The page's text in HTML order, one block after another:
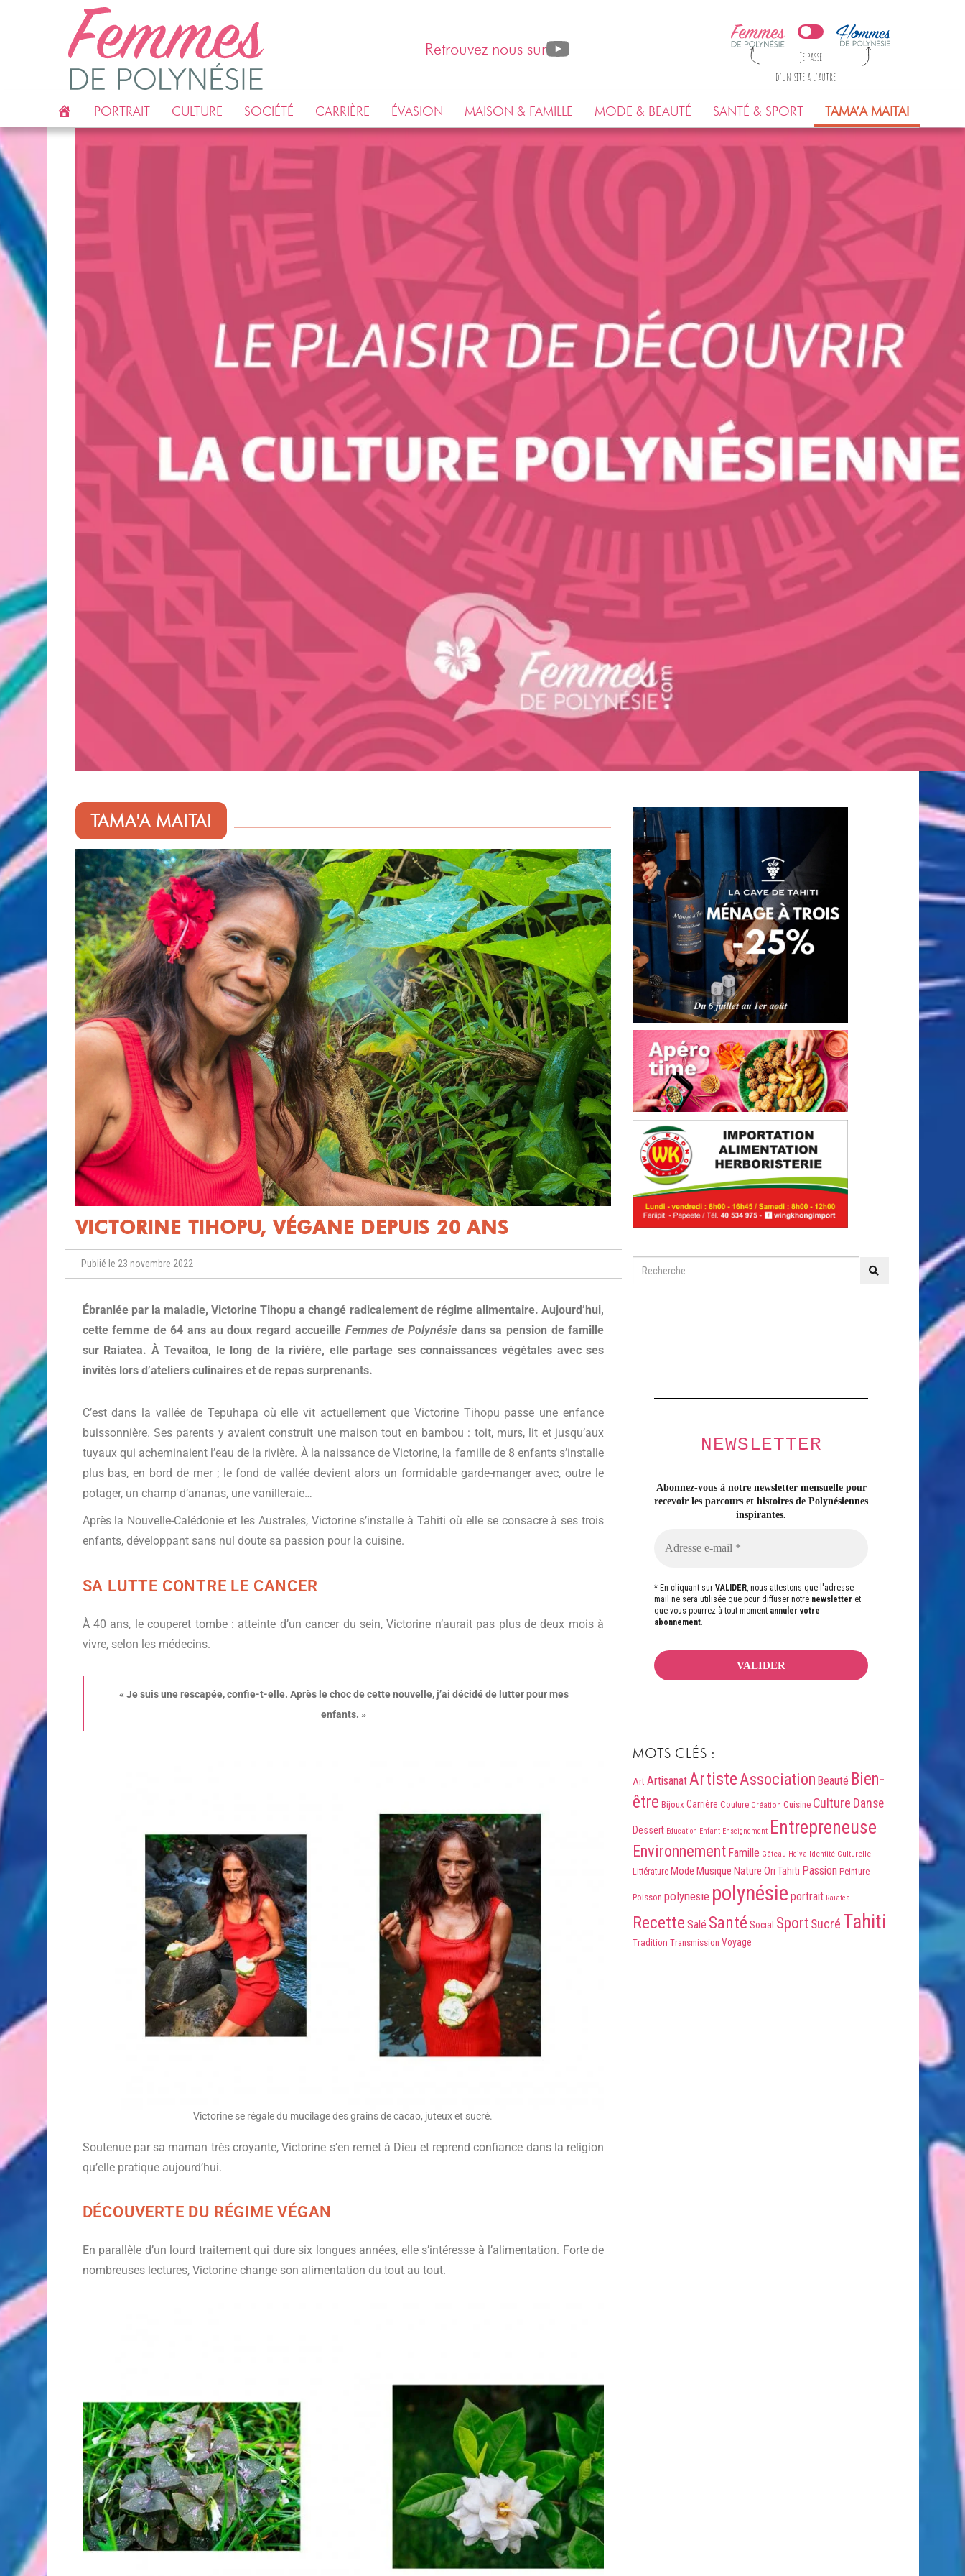
Retrouvez nous sur
Je passe
d'un site à l'autre
ACCUEIL
PORTRAIT CULTURE SOCIÉTÉ CARRIÈRE ÉVASION MAISON & FAMILLE MODE & BEAUTÉ SANTÉ & SPORT TAMA’A MAITAI
TAMA'A MAITAI
VICTORINE TIHOPU, VÉGANE DEPUIS 20 ANS
Publié le 23 novembre 2022
Ébranlée par la maladie, Victorine Tihopu a changé radicalement de régime alimentaire. Aujourd’hui,
cette femme de 64 ans au doux regard accueille Femmes de Polynésiedans sa pension de famille
sur Raiatea. À Tevaitoa, le long de la rivière, elle partage ses connaissances végétales avec ses
invités lors d’ateliers culinaires et de repas surprenants.
C’est dans la vallée de Tepuhapa où elle vit actuellement que Victorine Tihopu passe une enfance
buissonnière. Ses parents y avaient construit une maison tout en bambou : toit, murs, lit et jusqu’aux
tuyaux qui acheminaient l’eau de la rivière. À la naissance de Victorine, la famille de 8 enfants s’installe
plus bas, en bord de mer ; le fond de vallée devient alors un formidable garde-manger avec, outre le
potager, un champ d’ananas, une vanilleraie…
Après la Nouvelle-Calédonie et les Australes, Victorine s’installe à Tahiti où elle se consacre à ses trois
enfants, développant sans nul doute sa passion pour la cuisine.
SA LUTTE CONTRE LE CANCER
À 40 ans, le couperet tombe : atteinte d’un cancer du sein, Victorine n’aurait pas plus de deux mois à
vivre, selon les médecins.
« Je suis une rescapée, confie-t-elle. Après le choc de cette nouvelle, j’ai décidé de lutter pour mes
enfants. »
Victorine se régale du mucilage des grains de cacao, juteux et sucré.
Soutenue par sa maman très croyante, Victorine s’en remet à Dieu et reprend confiance dans la religion
qu’elle pratique aujourd’hui.
DÉCOUVERTE DU RÉGIME VÉGAN
En parallèle d’un lourd traitement qui dure six longues années, elle s’intéresse à l’alimentation. Forte de
nombreuses lectures, Victorine change son alimentation du tout au tout.
NEWSLETTER
Abonnez-vous à notre newsletter mensuelle pour
recevoir les parcours et histoiresde Polynésiennes
inspirantes.
* En cliquant surVALIDER, nous attestons que l'adresse
mail ne sera utilisée que pour diffuser notre newsletteret
que vous pourrez à tout moment annuler votre
abonnement.
MOTS CLÉS :
Art ArtisanatArtisteAssociation Beauté Bien-
être Bijoux Carrière Couture Création Cuisine Culture Danse
Dessert Education Enfant Enseignement Entrepreneuse
Environnement Famille Gâteau Heiva Identité Culturelle
Littérature Mode Musique Nature Ori Tahiti Passion Peinture
Poisson polynesie polynésie portrait Raiatea
Recette Salé Santé Social SportSucré Tahiti
Tradition Transmission Voyage